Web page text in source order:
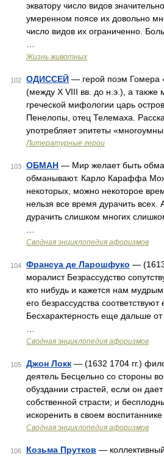
экватору число видов
умеренном поясе их довольно
число видов их ограниченно.
Жизнь животных
102 ОДИССЕЙ — герой поэм Гомера
(между Х VIII вв. до н.э.), а также
греческой мифологии царь
Пенелопы, отец Телемаха.
употребляет эпитеты
Литературные герои
103 ОБМАН — Мир желает быть
обманывают. Карло Караффа
некоторых, можно некоторое
нельзя все время дурачить
дурачить слишком многих
Сводная энциклопедия афоризмов
104 Франсуа де Ларошфуко — (1613
моралист Безрассудство
кто нибудь и кажется нам
его безрассудства
Бесхарактерность еще дальше
Сводная энциклопедия афоризмов
105 Джон Локк — (1632 1704 гг.)
деятель Бесцельно со стороны
обуздании страстей, если он
собственной страсти; и
искоренить в своем
Сводная энциклопедия афоризмов
106 Козьма Прутков —